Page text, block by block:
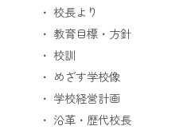
校長より
教育目標・方針
校訓
めざす学校像
学校経営計画
沿革・歴代校長